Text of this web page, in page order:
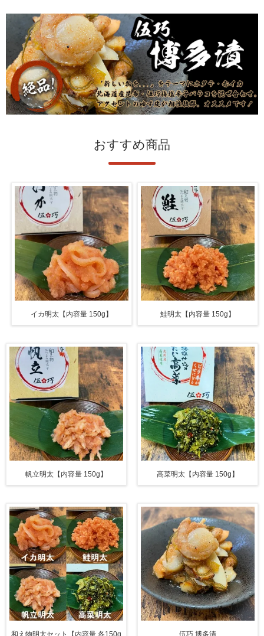
おすすめ商品
イカ明太【内容量 150g】 鮭明太【内容量 150g】
帆立明太【内容量 150g】 高菜明太【内容量 150g】
和え物明太セット【内容量 各150g
伍巧 博多漬